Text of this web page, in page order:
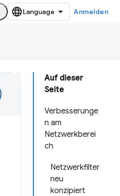
Anmelden
Auf dieser
Seite
Verbesserunge
n am
Netzwerkberei
ch
Netzwerkfilter
neu
konzipiert